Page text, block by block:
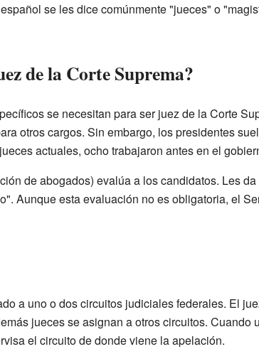
se les dice comúnmente "jueces" o
de la Corte Suprema?
se necesitan para ser juez de la Corte
otros cargos. Sin embargo, los presidentes
actuales, ocho trabajaron antes en el
de abogados) evalúa a los candidatos. Les
Aunque esta evaluación no es obligatoria, el
a uno o dos circuitos judiciales federales. El
jueces se asignan a otros circuitos. Cuando
el circuito de donde viene la apelación.